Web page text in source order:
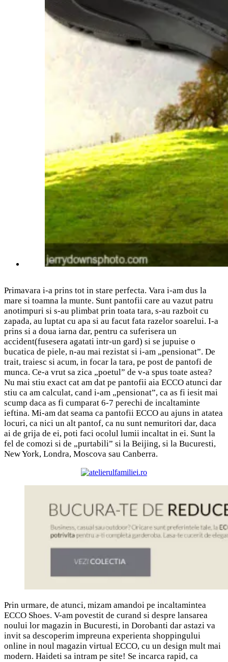
Primavara i-a prins tot in stare perfecta. Vara i-am dus la
mare si toamna la munte. Sunt pantofii care au vazut patru
anotimpuri si s-au plimbat prin toata tara, s-au razboit cu
zapada, au luptat cu apa si au facut fata razelor soarelui. I-a
prins si a doua iarna dar, pentru ca suferisera un
accident(fusesera agatati intr-un gard) si se jupuise o
bucatica de piele, n-au mai rezistat si i-am „pensionat”. De
trait, traiesc si acum, in focar la tara, pe post de pantofi de
munca. Ce-a vrut sa zica „poetul” de v-a spus toate astea?
Nu mai stiu exact cat am dat pe pantofii aia ECCO atunci dar
stiu ca am calculat, cand i-am „pensionat”, ca as fi iesit mai
scump daca as fi cumparat 6-7 perechi de incaltaminte
ieftina. Mi-am dat seama ca pantofii ECCO au ajuns in atatea
locuri, ca nici un alt pantof, ca nu sunt nemuritori dar, daca
ai de grija de ei, poti faci ocolul lumii incaltat in ei. Sunt la
fel de comozi si de „purtabili” si la Beijing, si la Bucuresti,
New York, Londra, Moscova sau Canberra.
Prin urmare, de atunci, mizam amandoi pe incaltamintea
ECCO Shoes. V-am povestit de curand si despre lansarea
noului lor magazin in Bucuresti, in Dorobanti dar astazi va
invit sa descoperim impreuna experienta shoppingului
online in noul magazin virtual ECCO, cu un design mult mai
modern. Haideti sa intram pe site! Se incarca rapid, ca